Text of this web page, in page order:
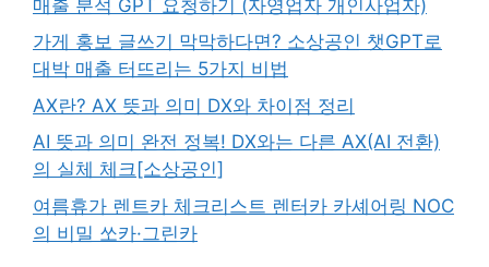
매출 분석 GPT 요청하기 (자영업자 개인사업자)
가게 홍보 글쓰기 막막하다면? 소상공인 챗GPT로
대박 매출 터뜨리는 5가지 비법
AX란? AX 뜻과 의미 DX와 차이점 정리
AI 뜻과 의미 완전 정복! DX와는 다른 AX(AI 전환)
의 실체 체크[소상공인]
여름휴가 렌트카 체크리스트 렌터카 카셰어링 NOC
의 비밀 쏘카·그린카